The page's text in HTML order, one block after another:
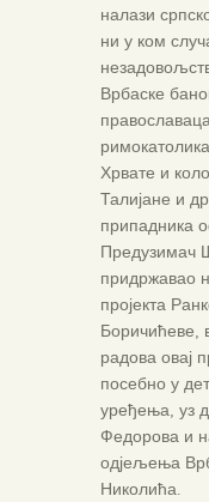
налази
ни у ком
Врбаске
Хрвате и
Талијане и
припадника
Предузимач
придржавао
пројекта
Боричићеве,
радова овај
посебно у
уређења, уз
Федорова и
одјељења
Николића.